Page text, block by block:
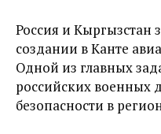
Россия и Кыргызстан
создании в Канте
Одной из главных
российских военных
безопасности в